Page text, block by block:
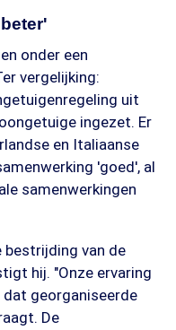
onder een
vergelijking:
uit
ingezet. Er
en Italiaanse
'goed', al
samenwerkingen
bestrijding van de
hij. "Onze ervaring
dat georganiseerde
De